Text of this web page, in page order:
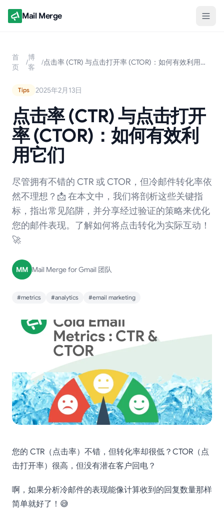
Mail Merge
首
页
/
博
客
/ 点击率 (CTR) 与点击打开率 (CTOR)：如何有效利用它们
Tips 2025年2月13日
点击率 (CTR) 与点击打开
率 (CTOR)：如何有效利
用它们
尽管拥有不错的 CTR 或 CTOR，但冷邮件转化率依
然不理想？📩 在本文中，我们将剖析这些关键指
标，指出常见陷阱，并分享经过验证的策略来优化
您的邮件表现。了解如何将点击转化为实际互动！
🚀
MM Mail Merge for Gmail 团队
#metrics #analytics #email marketing
您的 CTR（点击率）不错，但转化率却很低？CTOR（点
击打开率）很高，但没有潜在客户回电？
啊，如果分析冷邮件的表现能像计算收到的回复数量那样
简单就好了！😅